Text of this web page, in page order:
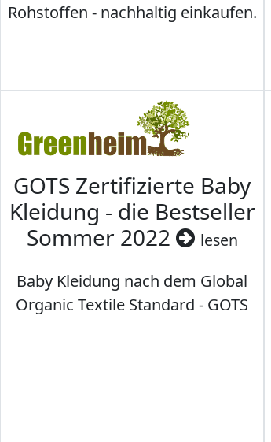
Rohstoffen - nachhaltig einkaufen.
GOTS Zertifizierte Baby
Kleidung - die Bestseller
Sommer 2022
lesen
Baby Kleidung nach dem Global
Organic Textile Standard - GOTS